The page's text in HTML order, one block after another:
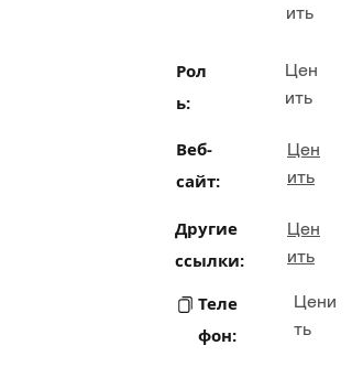
ить
Рол
ь:
Цен
ить
Веб-
сайт:
Цен
ить
Другие
ссылки:
Цен
ить
Теле
фон:
Цени
ть